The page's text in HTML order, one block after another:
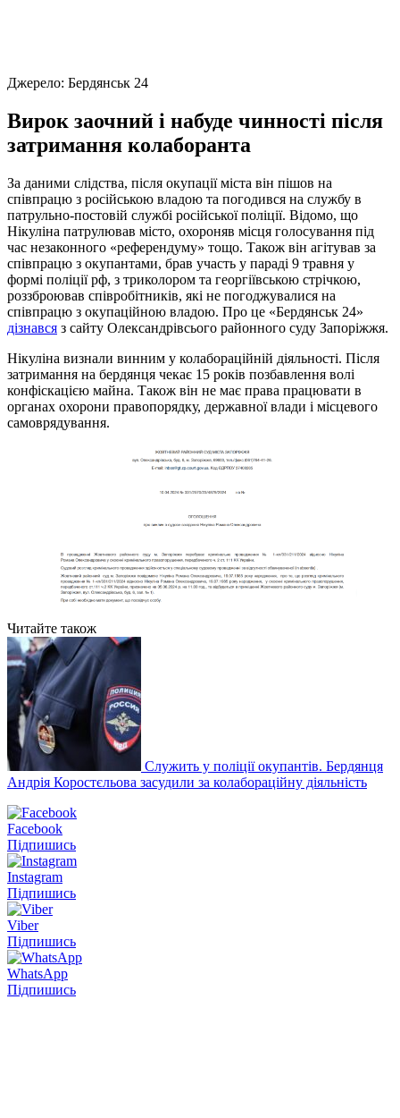
Джерело: Бердянськ 24
Вирок заочний і набуде чинності після
затримання колаборанта
За даними слідства, після окупації міста він пішов на
співпрацю з російською владою та погодився на службу в
патрульно-постовій службі російської поліції. Відомо, що
Нікуліна патрулював місто, охороняв місця голосування під
час незаконного «референдуму» тощо. Також він агітував за
співпрацю з окупантами, брав участь у параді 9 травня у
формі поліції рф, з триколором та георгіївською стрічкою,
роззброював співробітників, які не погоджувалися на
співпрацю з окупаційною владою. Про це «Бердянськ 24»
дізнався з сайту Олександрівсього районного суду Запоріжжя.
Нікуліна визнали винним у колабораційній діяльності. Після
затримання на бердянця чекає 15 років позбавлення волі
конфіскацією майна. Також він не має права працювати в
органах охорони правопорядку, державної влади і місцевого
самоврядування.
Читайте також
Служить у поліції окупантів. Бердянця
Андрія Коростєльова засудили за колабораційну діяльність
Facebook
Підпишись
Instagram
Підпишись
Viber
Підпишись
WhatsApp
Підпишись